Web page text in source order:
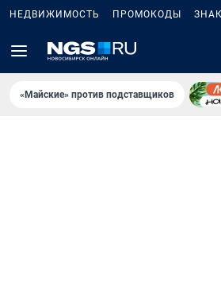
НЕДВИЖИМОСТЬ ПРОМОКОДЫ
«Майские» против подставщиков